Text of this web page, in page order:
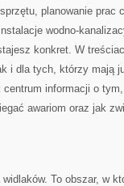
planowanie prac
wodno-
konkret. W
i dla tych, którzy mają
centrum informacji o
awariom oraz jak
To obszar, w